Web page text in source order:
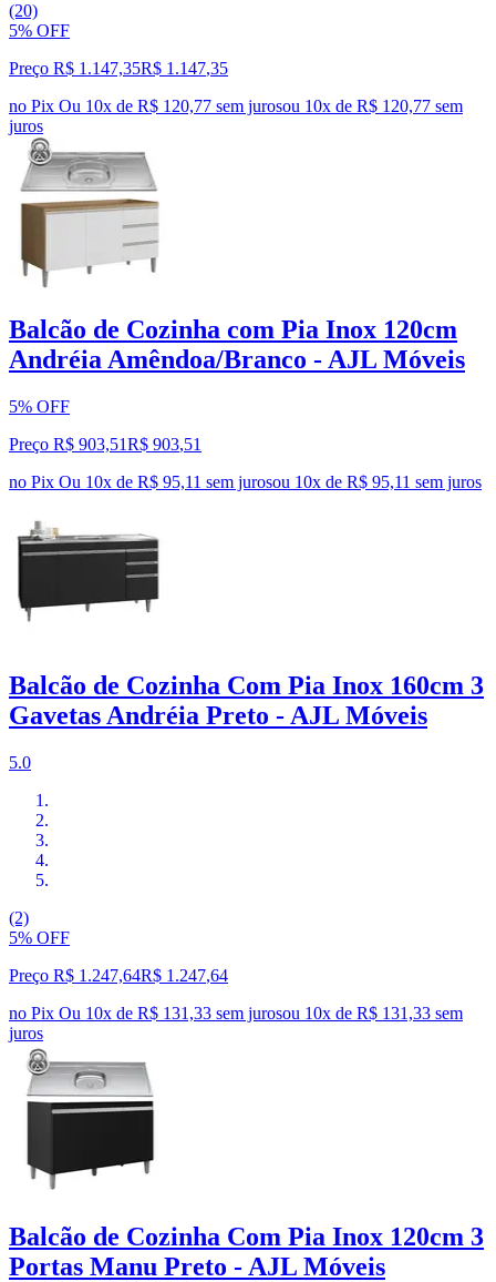
(20)
5% OFF
Preço R$ 1.147,35R$ 1.147,35
no Pix Ou 10x de R$ 120,77 sem jurosou 10x de R$ 120,77 sem
juros
Balcão de Cozinha com Pia Inox 120cm
Andréia Amêndoa/Branco - AJL Móveis
5% OFF
Preço R$ 903,51R$ 903,51
no Pix Ou 10x de R$ 95,11 sem jurosou 10x de R$ 95,11 sem juros
Balcão de Cozinha Com Pia Inox 160cm 3
Gavetas Andréia Preto - AJL Móveis
5.0
(2)
5% OFF
Preço R$ 1.247,64R$ 1.247,64
no Pix Ou 10x de R$ 131,33 sem jurosou 10x de R$ 131,33 sem
juros
Balcão de Cozinha Com Pia Inox 120cm 3
Portas Manu Preto - AJL Móveis